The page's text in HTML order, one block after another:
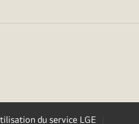
du service LGE